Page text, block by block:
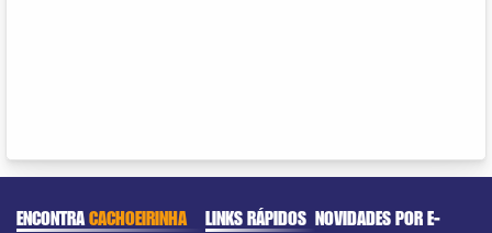
ENCONTRACACHOEIRINHA LINKS RÁPIDOS NOVIDADES POR E-